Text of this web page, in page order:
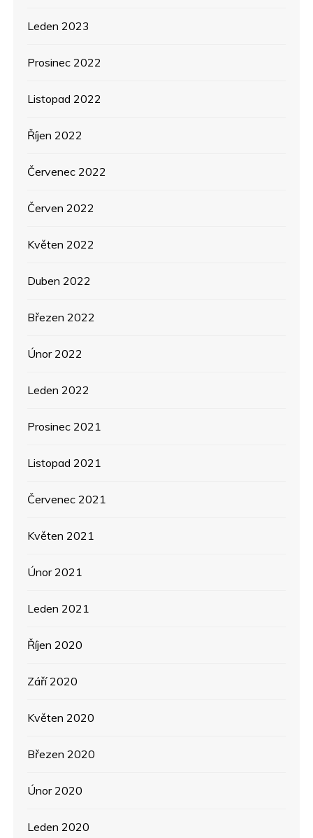
Leden 2023
Prosinec 2022
Listopad 2022
Říjen 2022
Červenec 2022
Červen 2022
Květen 2022
Duben 2022
Březen 2022
Únor 2022
Leden 2022
Prosinec 2021
Listopad 2021
Červenec 2021
Květen 2021
Únor 2021
Leden 2021
Říjen 2020
Září 2020
Květen 2020
Březen 2020
Únor 2020
Leden 2020